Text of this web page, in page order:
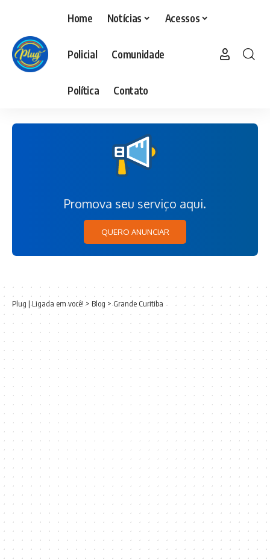
Home Notícias Acessos
Policial Comunidade
Política Contato
Promova seu serviço aqui.
QUERO ANUNCIAR
Plug | Ligada em você!> Blog >Grande Curitiba